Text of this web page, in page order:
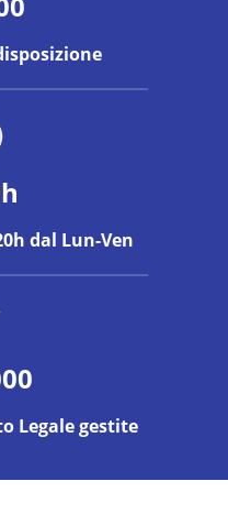
dal Lun-Ven
Legale gestite